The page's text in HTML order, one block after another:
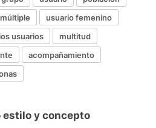
múltiple
usuario femenino
usuarios
multitud
acompañamiento
estilo y concepto